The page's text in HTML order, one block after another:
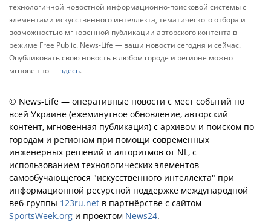
технологичной новостной информационно-поисковой системы с
элементами искусственного интеллекта, тематического отбора и
возможностью мгновенной публикации авторского контента в
режиме Free Public. News-Life — ваши новости сегодня и сейчас.
Опубликовать свою новость в любом городе и регионе можно
мгновенно —здесь.
© News-Life — оперативные новости с мест событий по
всей Украине (ежеминутное обновление, авторский
контент, мгновенная публикация) с архивом и поиском по
городам и регионам при помощи современных
инженерных решений и алгоритмов от NL, с
использованием технологических элементов
самообучающегося "искусственного интеллекта" при
информационной ресурсной поддержке международной
веб-группы 123ru.net в партнёрстве с сайтом
SportsWeek.org и проектом News24.